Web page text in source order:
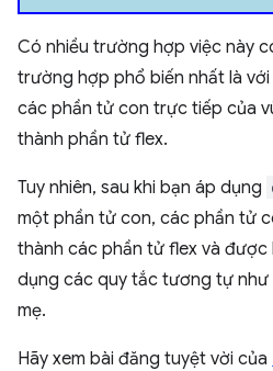
Có nhiều trường hợp việc này
trường hợp phổ biến nhất là
các phần tử con trực tiếp của
thành phần tử flex.
Tuy nhiên, sau khi bạn áp dụng
một phần tử con, các phần tử
thành các phần tử flex và
dụng các quy tắc tương tự
mẹ.
Hãy xem bài đăng tuyệt vời của